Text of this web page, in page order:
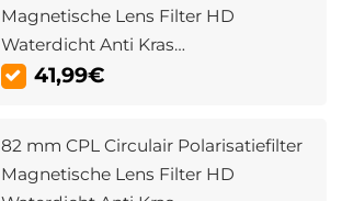
Magnetische Lens Filter HD
Waterdicht Anti Kras
Antireflecterend Nano Xcel Serie
41,99€
82 mm CPL Circulair Polarisatiefilter
Magnetische Lens Filter HD